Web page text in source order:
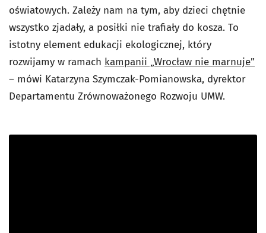
oświatowych. Zależy nam na tym, aby dzieci chętnie
wszystko zjadały, a posiłki nie trafiały do kosza. To
istotny element edukacji ekologicznej, który
rozwijamy w ramach kampanii „Wrocław nie marnuje”
– mówi Katarzyna Szymczak-Pomianowska, dyrektor
Departamentu Zrównoważonego Rozwoju UMW.